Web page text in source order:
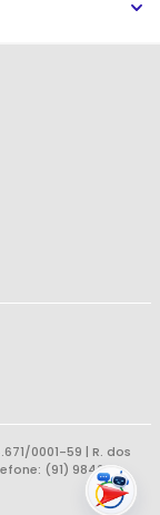
0001-59 | R. dos
(91) 98403-